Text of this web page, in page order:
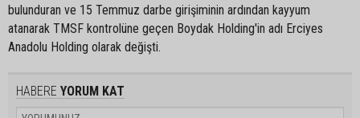
bulunduran ve 15 Temmuz darbe girişiminin ardından kayyum
atanarak TMSF kontrolüne geçen Boydak Holding'in adı Erciyes
Anadolu Holding olarak değişti.
HABERE YORUM KAT